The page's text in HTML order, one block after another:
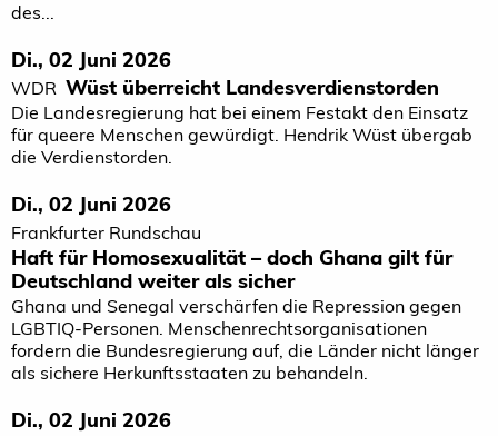
des...
Di., 02 Juni 2026
WDR Wüst überreicht Landesverdienstorden
Die Landesregierung hat bei einem Festakt den Einsatz
für queere Menschen gewürdigt. Hendrik Wüst übergab
die Verdienstorden.
Di., 02 Juni 2026
Frankfurter Rundschau
Haft für Homosexualität – doch Ghana gilt für
Deutschland weiter als sicher
Ghana und Senegal verschärfen die Repression gegen
LGBTIQ-Personen. Menschenrechtsorganisationen
fordern die Bundesregierung auf, die Länder nicht länger
als sichere Herkunftsstaaten zu behandeln.
Di., 02 Juni 2026